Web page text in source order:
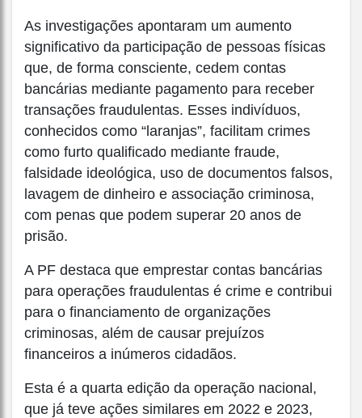
As investigações apontaram um aumento
significativo da participação de pessoas físicas
que, de forma consciente, cedem contas
bancárias mediante pagamento para receber
transações fraudulentas. Esses indivíduos,
conhecidos como “laranjas”, facilitam crimes
como furto qualificado mediante fraude,
falsidade ideológica, uso de documentos falsos,
lavagem de dinheiro e associação criminosa,
com penas que podem superar 20 anos de
prisão.
A PF destaca que emprestar contas bancárias
para operações fraudulentas é crime e contribui
para o financiamento de organizações
criminosas, além de causar prejuízos
financeiros a inúmeros cidadãos.
Esta é a quarta edição da operação nacional,
que já teve ações similares em 2022 e 2023,